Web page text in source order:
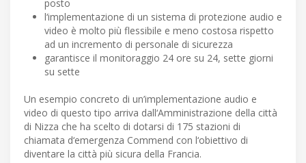
posto
l‘implementazione di un sistema di protezione audio e
video è molto più flessibile e meno costosa rispetto
ad un incremento di personale di sicurezza
garantisce il monitoraggio 24 ore su 24, sette giorni
su sette
Un esempio concreto di un’implementazione audio e
video di questo tipo arriva dall‘Amministrazione della città
di Nizza che ha scelto di dotarsi di 175 stazioni di
chiamata d‘emergenza Commend con l‘obiettivo di
diventare la città più sicura della Francia.